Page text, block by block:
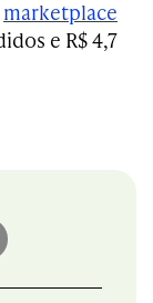
marketplace
e R$ 4,7